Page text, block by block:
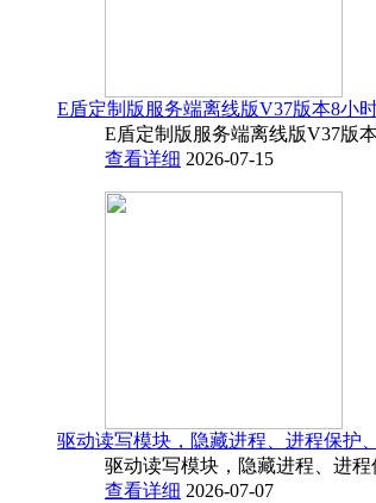
E盾定制版服务端离线版V37版本8小
E盾定制版服务端离线版V37版
查看详细 2026-07-15
驱动读写模块，隐藏进程、进程保护
驱动读写模块，隐藏进程、进
查看详细 2026-07-07